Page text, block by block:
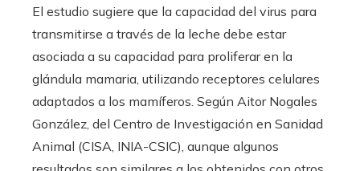
El estudio sugiere que la capacidad del virus para
transmitirse a través de la leche debe estar
asociada a su capacidad para proliferar en la
glándula mamaria, utilizando receptores celulares
adaptados a los mamíferos. Según Aitor Nogales
González, del Centro de Investigación en Sanidad
Animal (CISA, INIA-CSIC), aunque algunos